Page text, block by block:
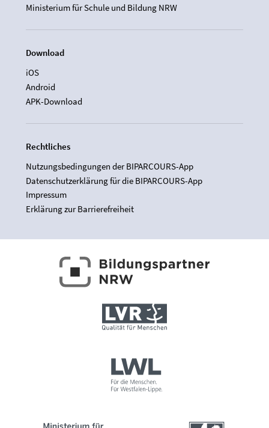
Ministerium für Schule und Bildung NRW
Download
iOS
Android
APK-Download
Rechtliches
Nutzungsbedingungen der BIPARCOURS-App
Datenschutzerklärung für die BIPARCOURS-App
Impressum
Erklärung zur Barrierefreiheit